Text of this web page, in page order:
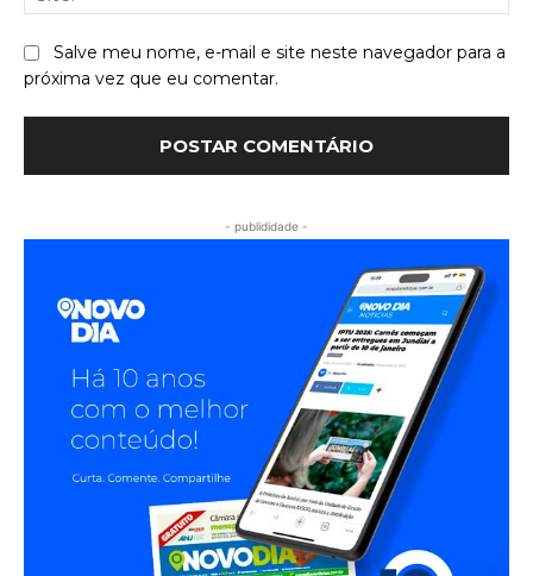
Salve meu nome, e-mail e site neste navegador para a
próxima vez que eu comentar.
- publididade -